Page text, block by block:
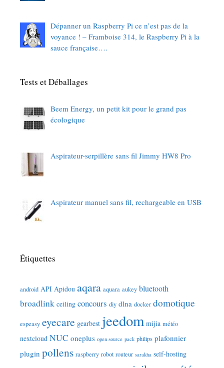
Dépanner un Raspberry Pi ce n’est pas de la
voyance ! – Framboise 314, le Raspberry Pi à la
sauce française….
Tests et Déballages
Beem Energy, un petit kit pour le grand pas
écologique
Aspirateur-serpillère sans fil Jimmy HW8 Pro
Aspirateur manuel sans fil, rechargeable en USB
Étiquettes
android API Apidou aqara aquara aukey bluetooth
broadlink ceiling concours diy dlna docker domotique
espeasy eyecare gearbest jeedom mijia météo
nextcloud NUC oneplus open source pack philips plafonnier
plugin pollens raspberry robot routeur sarakha self-hosting